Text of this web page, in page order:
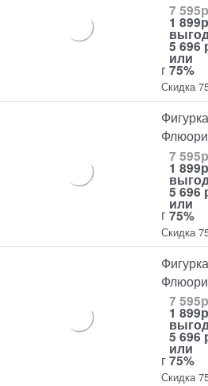
г
7 595
1 899
5 696
или
75%
Скидка
г
7 595
1 899
5 696
или
75%
Скидка
г
7 595
1 899
5 696
или
75%
Скидка